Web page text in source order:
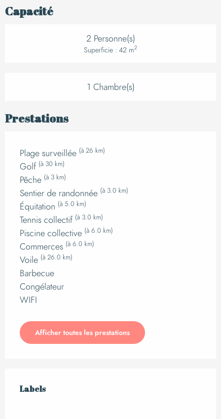
Capacité
2 Personne(s)
Superficie : 42 m2
1 Chambre(s)
Prestations
Plage surveillée (à 26 km)
Golf (à 30 km)
Pêche (à 3 km)
Sentier de randonnée (à 3.0 km)
Équitation (à 5.0 km)
Tennis collectif (à 3.0 km)
Piscine collective (à 6.0 km)
Commerces (à 6.0 km)
Voile (à 26.0 km)
Barbecue
Congélateur
WIFI
Afficher toutes les prestations
Offres de prestations
Labels
Labels